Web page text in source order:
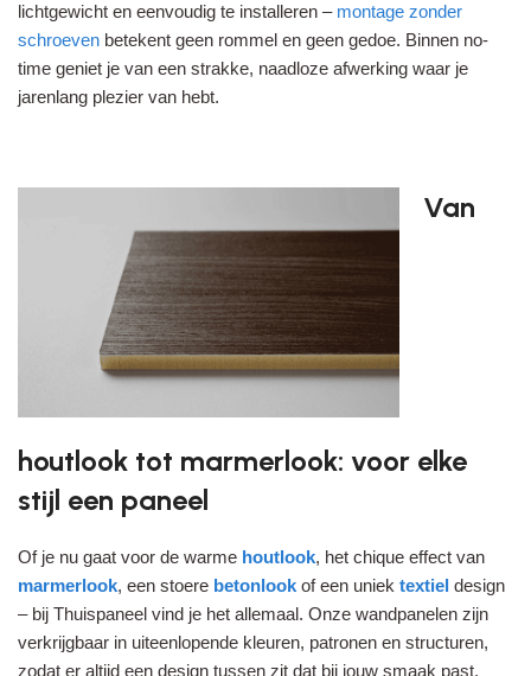
lichtgewicht en eenvoudig te installeren – montage zonder
schroeven betekent geen rommel en geen gedoe. Binnen no-
time geniet je van een strakke, naadloze afwerking waar je
jarenlang plezier van hebt.
Van
houtlook tot marmerlook: voor elke
stijl een paneel
Of je nu gaat voor de warme houtlook, het chique effect van
marmerlook, een stoere betonlook of een uniek textiel design
– bij Thuispaneel vind je het allemaal. Onze wandpanelen zijn
verkrijgbaar in uiteenlopende kleuren, patronen en structuren,
zodat er altijd een design tussen zit dat bij jouw smaak past.